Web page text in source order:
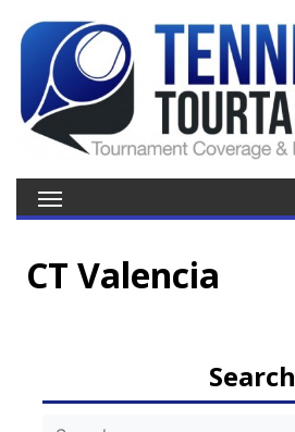
CT Valencia
Search